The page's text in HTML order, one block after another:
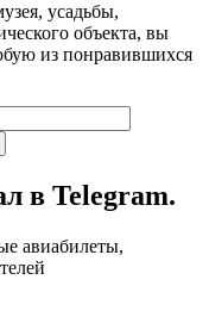
усадьбы,
объекта, вы
из понравившихся
в Telegram.
авиабилеты,